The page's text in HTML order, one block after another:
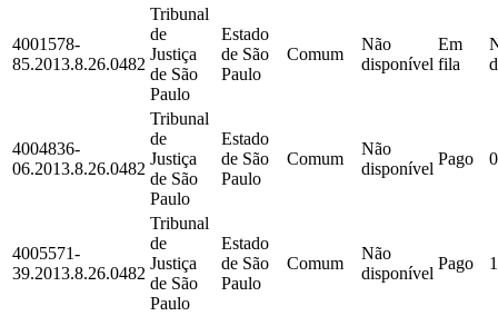
4001578-
85.2013.8.26.0482
Tribunal
de
Justiça
de São
Paulo
Estado
de São
Paulo
Comum
Não
disponível
Em
fila
4004836-
06.2013.8.26.0482
Tribunal
de
Justiça
de São
Paulo
Estado
de São
Paulo
Comum
Não
disponível
Pago
4005571-
39.2013.8.26.0482
Tribunal
de
Justiça
de São
Paulo
Estado
de São
Paulo
Comum
Não
disponível
Pago